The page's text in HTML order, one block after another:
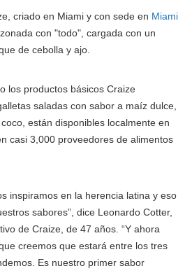
criado en Miami y con sede en Miami
con "todo", cargada con un
de cebolla y ajo.
los productos básicos Craize
saladas con sabor a maíz dulce,
están disponibles localmente en
casi 3,000 proveedores de alimentos
inspiramos en la herencia latina y eso
sabores”, dice Leonardo Cotter,
de Craize, de 47 años. “Y ahora
creemos que estará entre los tres
Es nuestro primer sabor